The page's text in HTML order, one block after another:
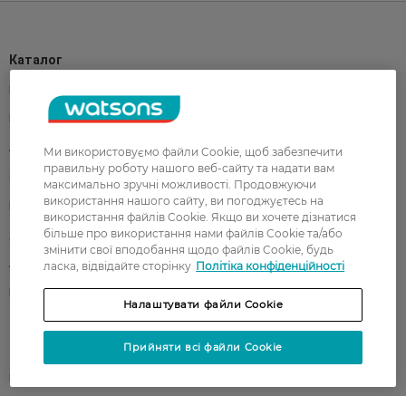
Каталог
Парфуми
Акції Макіяж
Обличчя Тіло
Подарунки Діти
Волосся
Аксесуари Дерматокосметика
Бренди
Ми використовуємо файли Cookie, щоб забезпечити
правильну роботу нашого веб-сайту та надати вам
максимально зручні можливості. Продовжуючи
використання нашого сайту, ви погоджуєтесь на
використання файлів Cookie. Якщо ви хочете дізнатися
більше про використання нами файлів Cookie та/або
змінити свої вподобання щодо файлів Cookie, будь
ласка, відвідайте сторінку Політіка конфіденційності
Налаштувати файли Cookie
Прийняти всі файли Cookie